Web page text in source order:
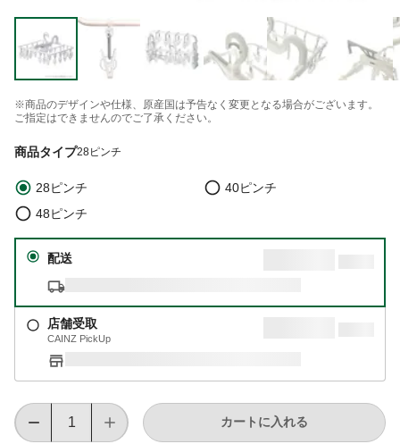
※商品のデザインや仕様、原産国は予告なく変更となる場合がございます。
ご指定はできませんのでご了承ください。
商品タイプ28ピンチ
28ピンチ
40ピンチ
48ピンチ
配送
店舗受取
CAINZ PickUp
カートに入れる